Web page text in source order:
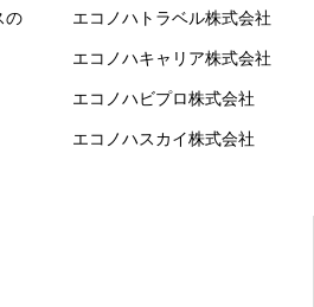
の
エコノハトラベル株式会社
エコノハキャリア株式会社
エコノハビプロ株式会社
エコノハスカイ株式会社